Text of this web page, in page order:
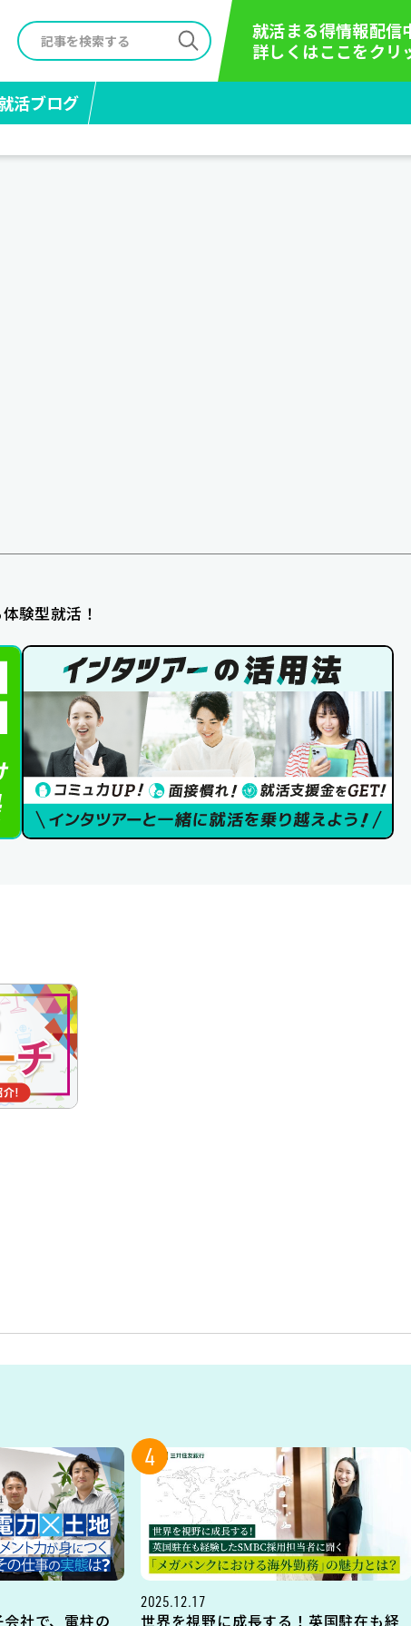
就活まる得情報配信
詳しくはここをクリ
活ブログ
験型就活！
社で、電柱の
4
2025.12.17
世界を視野に成長する！英国駐在も経